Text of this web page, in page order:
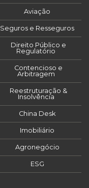
Aviação
Seguros e Resseguros
Direito Público e
Regulatório
Contencioso e
Arbitragem
Reestruturação &
Insolvência
China Desk
Imobiliário
Agronegócio
ESG